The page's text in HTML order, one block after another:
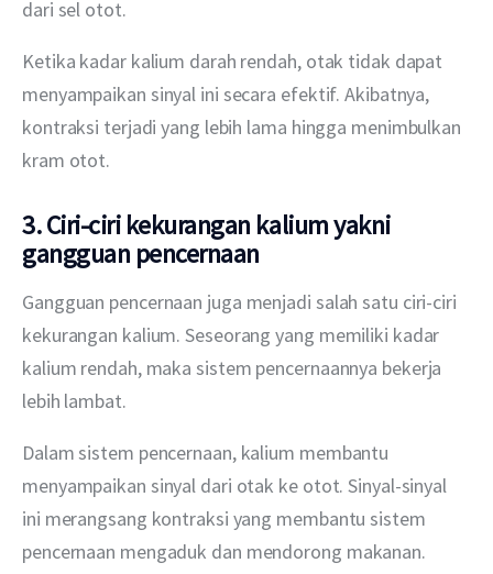
dari sel otot.
Ketika kadar kalium darah rendah, otak tidak dapat
menyampaikan sinyal ini secara efektif. Akibatnya,
kontraksi terjadi yang lebih lama hingga menimbulkan
kram otot.
3. Ciri-ciri kekurangan kalium yakni
gangguan pencernaan
Gangguan pencernaan juga menjadi salah satu ciri-ciri
kekurangan kalium. Seseorang yang memiliki kadar
kalium rendah, maka sistem pencernaannya bekerja
lebih lambat.
Dalam sistem pencernaan, kalium membantu
menyampaikan sinyal dari otak ke otot. Sinyal-sinyal
ini merangsang kontraksi yang membantu sistem
pencernaan mengaduk dan mendorong makanan.